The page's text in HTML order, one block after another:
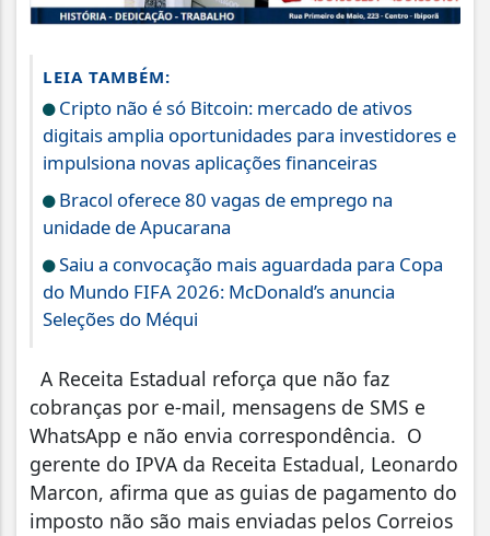
LEIA TAMBÉM:
Cripto não é só Bitcoin: mercado de ativos
digitais amplia oportunidades para investidores e
impulsiona novas aplicações financeiras
Bracol oferece 80 vagas de emprego na
unidade de Apucarana
Saiu a convocação mais aguardada para Copa
do Mundo FIFA 2026: McDonald’s anuncia
Seleções do Méqui
A Receita Estadual reforça que não faz
cobranças por e-mail, mensagens de SMS e
WhatsApp e não envia correspondência. O
gerente do IPVA da Receita Estadual, Leonardo
Marcon, afirma que as guias de pagamento do
imposto não são mais enviadas pelos Correios